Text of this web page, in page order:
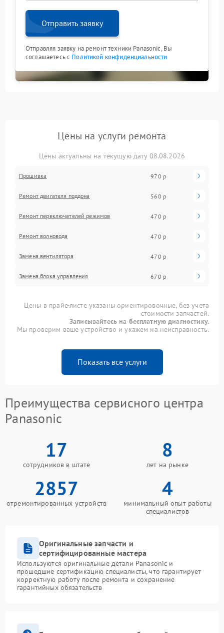
Отправить заявку
Отправляя заявку на ремонт техники Panasonic, Вы
соглашаетесь с Политикой конфиденциальности
Цены на услуги ремонта
Цены актуальны на текущую дату 08.08.2026
Прошивка 970 р
Ремонт двигателя поддона 560 р
Ремонт переключателей режимов 470 р
Ремонт волновода 470 р
Замена вентилятора 470 р
Замена блока управления 670 р
Цены в прайс-листе указаны ориентировочные, без учета
стоимости запчастей.
Записывайтесь на бесплатную диагностику.
Мы проверим ваше устройство и укажем на неисправность.
Показать все услуги
Преимущества сервисного центра
Panasonic
17
сотрудников в штате
8
лет на рынке
2857
отремонтированных устройств
4
минимальный опыт работы
специалистов
Оригинальные запчасти и
сертифицированные мастера
Используются оригинальные детали Panasonic и
прошедшие сертификацию специалисты, что гарантирует
корректную работу после ремонта и сохранение
гарантийных обязательств